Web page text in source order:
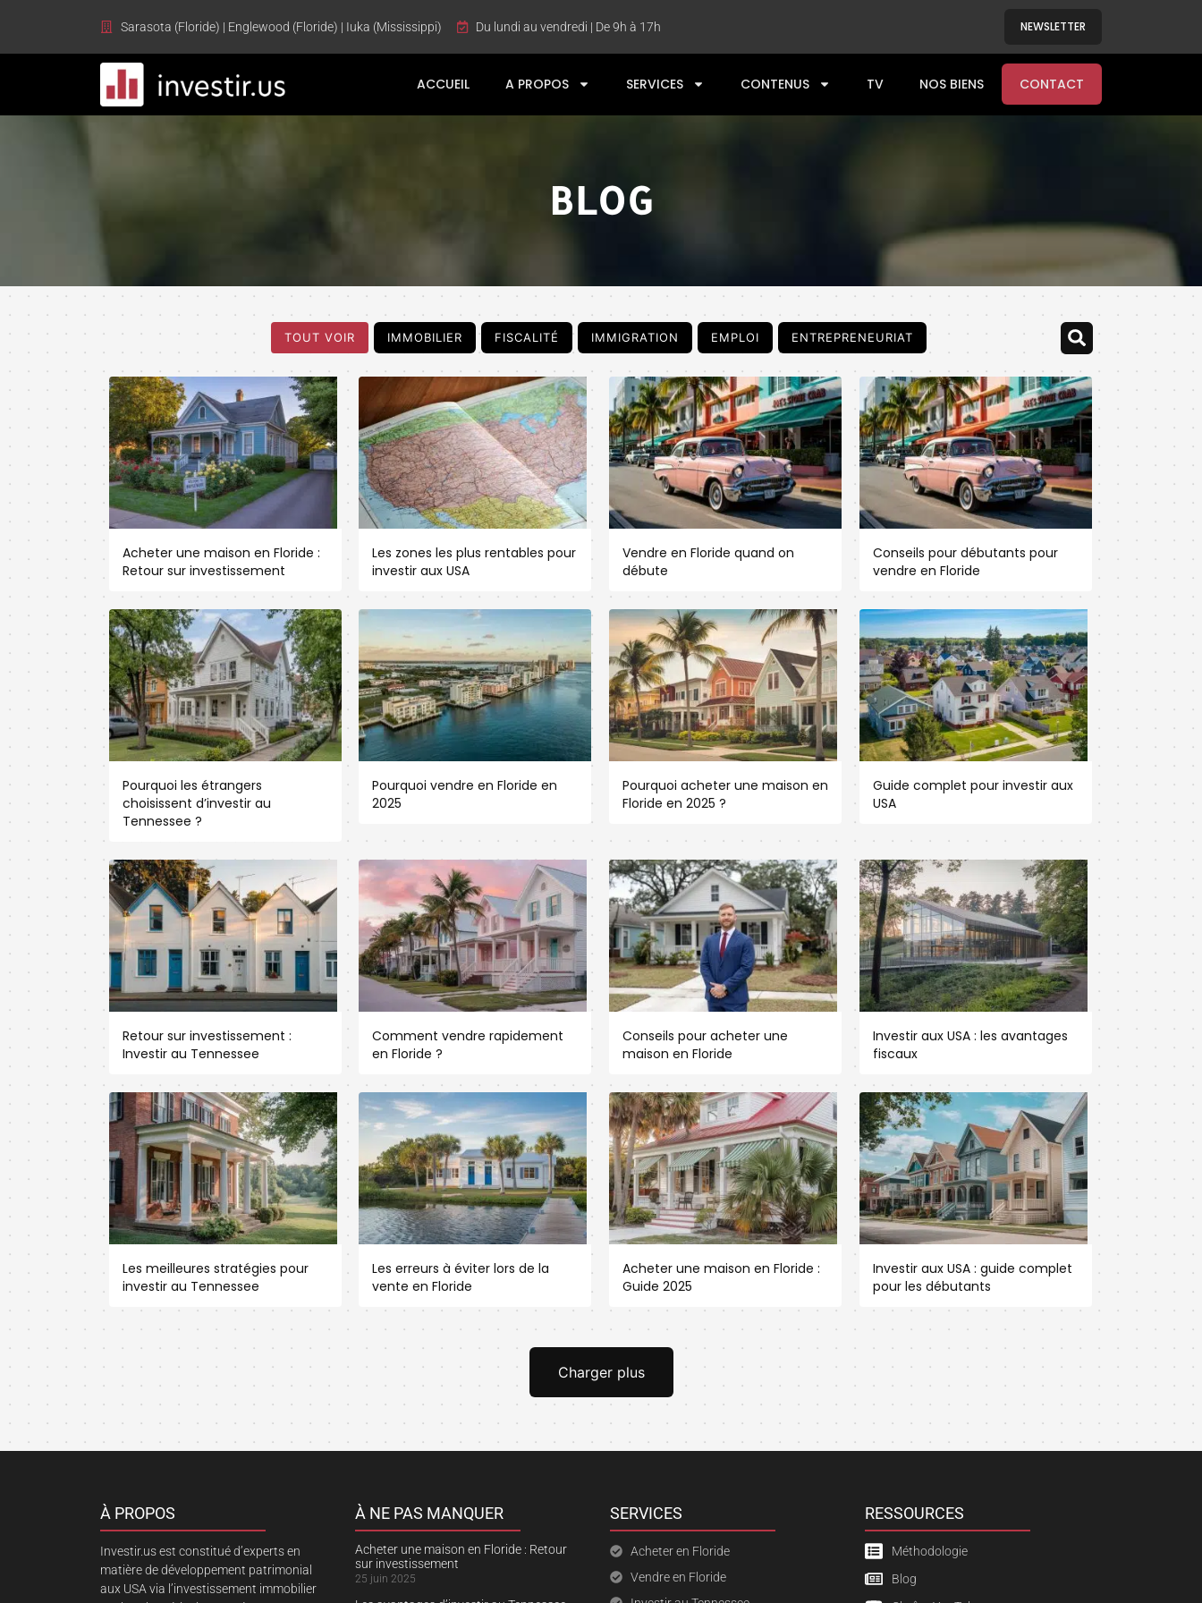
Sarasota (Floride) | Englewood (Floride) | Iuka (Mississippi) Du lundi au vendredi | De 9h à 17h NEWSLETTER
ACCUEIL A PROPOS SERVICES CONTENUS TV NOS BIENS CONTACT
BLOG
TOUT VOIR IMMOBILIER FISCALITÉ IMMIGRATION EMPLOI ENTREPRENEURIAT
Acheter une maison en Floride :
Retour sur investissement
Les zones les plus rentables pour
investir aux USA
Vendre en Floride quand on
débute
Conseils pour débutants pour
vendre en Floride
Pourquoi les étrangers
choisissent d’investir au
Tennessee ?
Pourquoi vendre en Floride en
2025
Pourquoi acheter une maison en
Floride en 2025 ?
Guide complet pour investir aux
USA
Retour sur investissement :
Investir au Tennessee
Comment vendre rapidement
en Floride ?
Conseils pour acheter une
maison en Floride
Investir aux USA : les avantages
fiscaux
Les meilleures stratégies pour
investir au Tennessee
Les erreurs à éviter lors de la
vente en Floride
Acheter une maison en Floride :
Guide 2025
Investir aux USA : guide complet
pour les débutants
Charger plus
À PROPOS
Investir.us est constitué d’experts en
matière de développement patrimonial
aux USA via l’investissement immobilier
À NE PAS MANQUER
Acheter une maison en Floride : Retour
sur investissement
25 juin 2025
SERVICES
Acheter en Floride
Vendre en Floride
RESSOURCES
Méthodologie
Blog